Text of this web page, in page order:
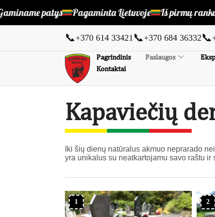
patys Pagaminta Lietuvoje Iš pirmų rankų pigu ir
📞+370 614 33421 📞+370 684 36332📞
Pagrindinis Paslaugos
Kontaktai
Kapaviečių
Iki šių dienų natūralus akmuo neprarado
yra unikalus su neatkartojamu savo raštu ir